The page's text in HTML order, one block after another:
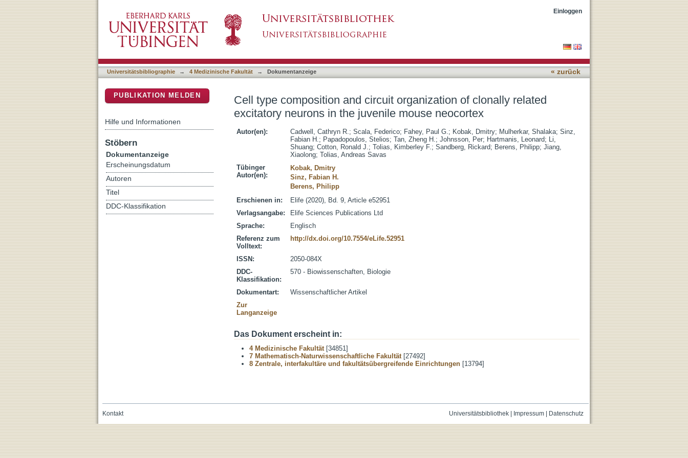
Cell type composition and circuit organization of clonally related excitatory neurons in the juvenile
mouse neocortex
Einloggen
Universitätsbibliographie → 4 Medizinische Fakultät → Dokumentanzeige « zurück
Cell type composition and circuit organization of clonally related
excitatory neurons in the juvenile mouse neocortex
Autor(en): Cadwell, Cathryn R.; Scala, Federico; Fahey, Paul G.; Kobak, Dmitry; Mulherkar, Shalaka; Sinz,
Fabian H.; Papadopoulos, Stelios; Tan, Zheng H.; Johnsson, Per; Hartmanis, Leonard; Li,
Shuang; Cotton, Ronald J.; Tolias, Kimberley F.; Sandberg, Rickard; Berens, Philipp; Jiang,
Xiaolong; Tolias, Andreas Savas
Tübinger
Autor(en):
Kobak, Dmitry
Sinz, Fabian H.
Berens, Philipp
Erschienen in:
Elife (2020), Bd. 9, Article e52951
Verlagsangabe:
Elife Sciences Publications Ltd
Sprache:
Englisch
Referenz zum
Volltext:
http://dx.doi.org/10.7554/eLife.52951
ISSN:
2050-084X
DDC-
Klassifikation:
570 - Biowissenschaften, Biologie
Dokumentart:
Wissenschaftlicher Artikel
Zur
Langanzeige
Das Dokument erscheint in:
4 Medizinische Fakultät[34851]
7 Mathematisch-Naturwissenschaftliche Fakultät[27492]
8 Zentrale, interfakultäre und fakultätsübergreifende Einrichtungen [13794]
PUBLIKATION MELDEN
Hilfe und Informationen
Stöbern
Dokumentanzeige
Erscheinungsdatum
Autoren
Titel
DDC-Klassifikation
Universitätsbibliothek| Impressum| Datenschutz
Kontakt